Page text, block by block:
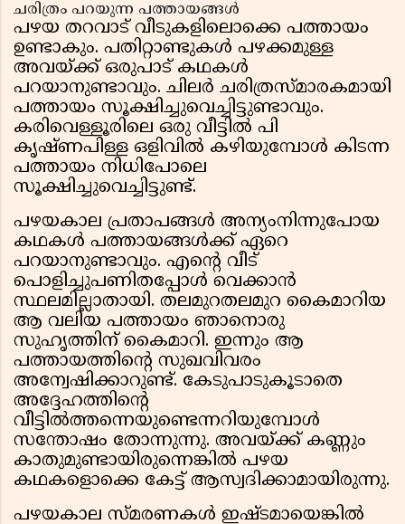
ചരിത്രം പറയുന്ന പത്തായങ്ങൾ
പഴയ തറവാട് വീടുകളിലൊക്കെ പത്തായം
ഉണ്ടാകും. പതിറ്റാണ്ടുകൾ പഴക്കമുള്ള
അവയ്ക്ക് ഒരുപാട് കഥകൾ
പറയാനുണ്ടാവും. ചിലർ ചരിത്രസ്മാരകമായി
പത്തായം സൂക്ഷിച്ചുവെച്ചിട്ടുണ്ടാവും.
കരിവെള്ളൂരിലെ ഒരു വീട്ടിൽ പി
കൃഷ്ണപിള്ള ഒളിവിൽ കഴിയുമ്പോൾ കിടന്ന
പത്തായം നിധിപോലെ
സൂക്ഷിച്ചുവെച്ചിട്ടുണ്ട്.
പഴയകാല പ്രതാപങ്ങൾ അന്യംനിന്നുപോയ
കഥകൾ പത്തായങ്ങൾക്ക് ഏറെ
പറയാനുണ്ടാവും. എന്റെ വീട്
പൊളിച്ചുപണിതപ്പോൾ വെക്കാൻ
സ്ഥലമില്ലാതായി. തലമുറതലമുറ കൈമാറിയ
ആ വലിയ പത്തായം ഞാനൊരു
സുഹൃത്തിന് കൈമാറി. ഇന്നും ആ
പത്തായത്തിന്റെ സുഖവിവരം
അന്വേഷിക്കാറുണ്ട്. കേടുപാടുകൂടാതെ
അദ്ദേഹത്തിന്റെ
വീട്ടിൽത്തന്നെയുണ്ടെന്നറിയുമ്പോൾ
സന്തോഷം തോന്നുന്നു. അവയ്ക്ക് കണ്ണും
കാതുമുണ്ടായിരുന്നെങ്കിൽ പഴയ
കഥകളൊക്കെ കേട്ട് ആസ്വദിക്കാമായിരുന്നു.
പഴയകാല സ്മരണകൾ ഇഷ്ടമായെങ്കിൽ